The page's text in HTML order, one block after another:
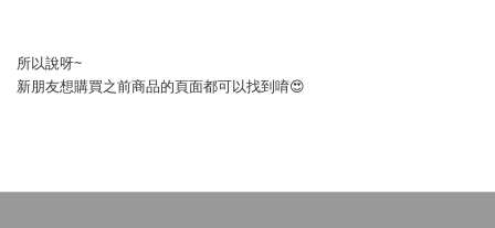
所以說呀~
新朋友想購買之前商品的頁面都可以找到唷😍